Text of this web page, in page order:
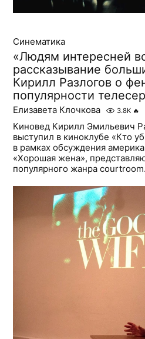
Синематика
«Людям интересней
рассказывание
Кирилл Разлогов о
популярности
Елизавета Клочкова 3.8K 🔥
Киновед Кирилл Эмильевич
выступил в киноклубе «Кто
в рамках обсуждения
«Хорошая жена»,
популярного жанра